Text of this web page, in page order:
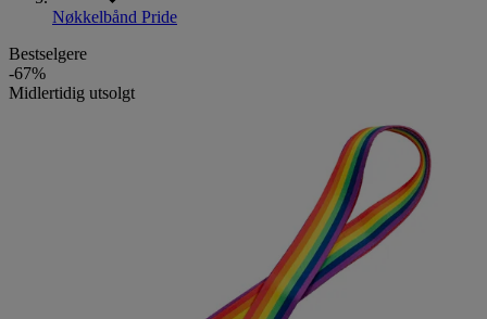
Nøkkelbånd Pride
Bestselgere
-67%
Midlertidig utsolgt